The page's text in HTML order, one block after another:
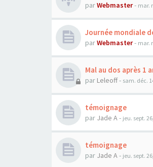
parWebmaster- mar.
Journée mondiale
parWebmaster- mar.
Mal au dos après 1
par Leleoff- sam. déc.
témoignage
par Jade A- jeu. sept.
témoignage
par Jade A- jeu. sept.